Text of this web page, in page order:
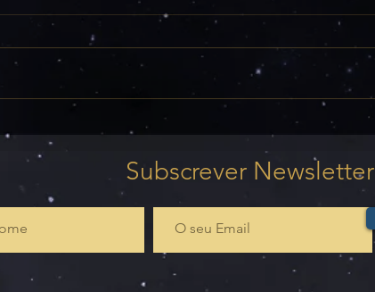
Subscrever Newsletter